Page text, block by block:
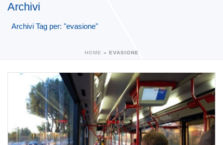
Archivi
Archivi Tag per: "evasione"
HOME » EVASIONE